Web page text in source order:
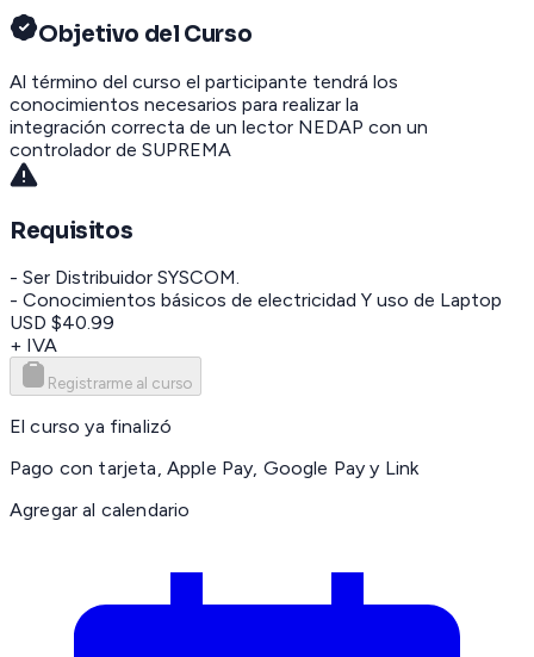
Objetivo del Curso
Al término del curso el participante tendrá los
conocimientos necesarios para realizar la
integración correcta de un lector NEDAP con un
controlador de SUPREMA
Requisitos
- Ser Distribuidor SYSCOM.
- Conocimientos básicos de electricidad Y uso de Laptop
USD $40.99
+ IVA
Registrarme al curso
El curso ya finalizó
Pago con tarjeta, Apple Pay, Google Pay y Link
Agregar al calendario